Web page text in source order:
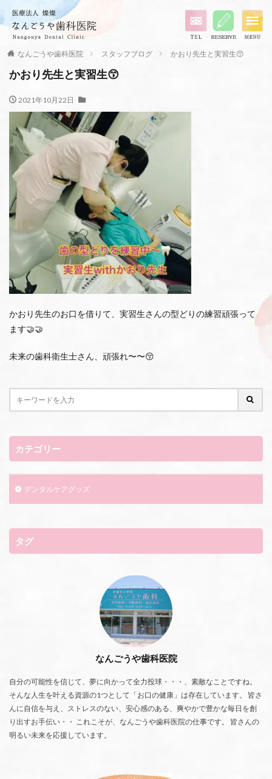
なんごうや歯科医院 スタッフブログ かおり先生と実習生😙
かおり先生と実習生😙
2021年10月22日
かおり先生のお口を借りて、実習生さんの型どりの練習頑張って
ます🤝🤝
未来の歯科衛生士さん、頑張れ〜〜😚
カテゴリー
デンタルケアグッズ
タグ
なんごうや歯科医院
自分の可能性を信じて、夢に向かって全力投球・・・、素敵なことですね。
そんな人生を叶える資源の1つとして「お口の健康」は存在しています。 皆さ
んに自信を与え、ストレスのない、安心感のある、爽やかで豊かな毎日を創
り出すお手伝い・・ これこそが、なんごうや歯科医院の仕事です。 皆さんの
明るい未来を応援しています。